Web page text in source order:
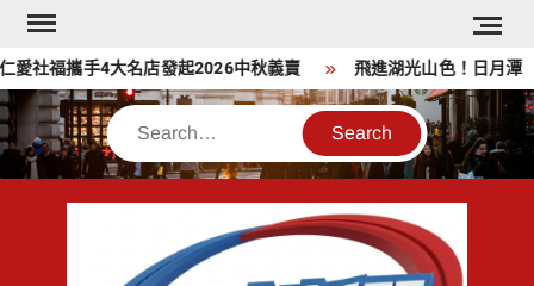
Skip
content
福攜手4大名店發起2026中秋義賣 飛進湖光山色！日月潭
Search